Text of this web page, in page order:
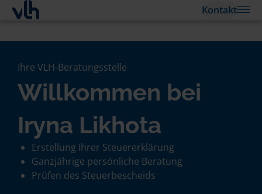
Kontakt
Ihre VLH-Beratungsstelle
Willkommen bei
Iryna Likhota
Erstellung Ihrer Steuererklärung
Ganzjährige persönliche Beratung
Prüfen des Steuerbescheids